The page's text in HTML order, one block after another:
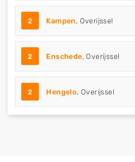
2 Kampen, Overijssel
2 Enschede, Overijssel
2 Hengelo, Overijssel